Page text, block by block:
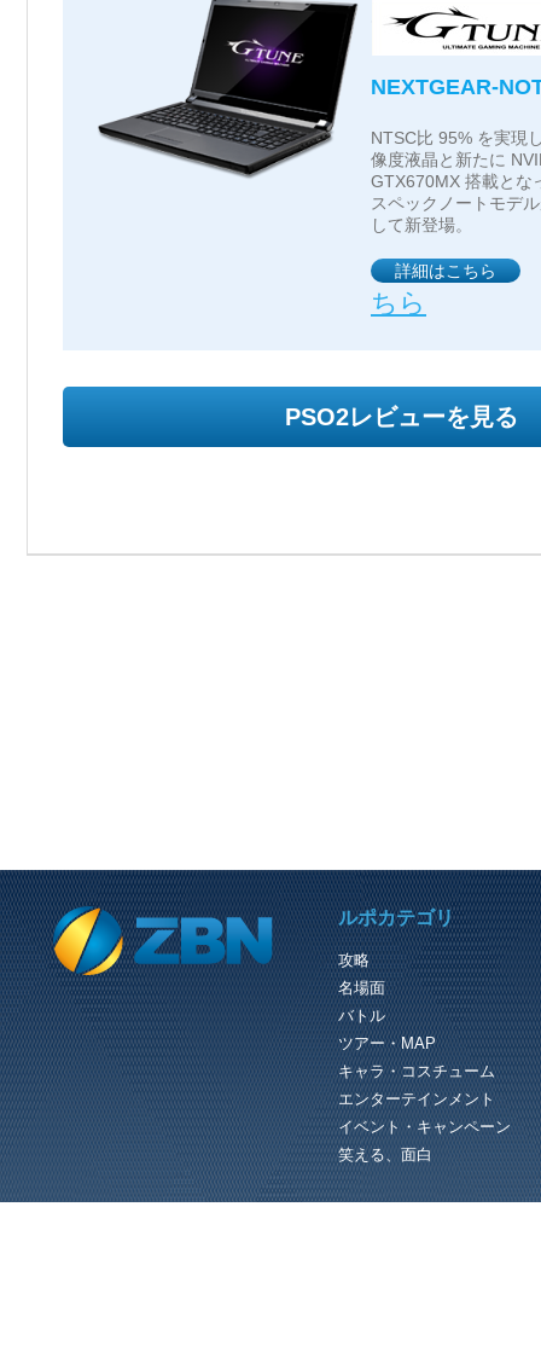
NEXTGEAR-
NTSC比 95% を実現
像度液晶と新たに
GTX670MX 搭載とな
スペックノートモデ
して新登場。
詳細はこちら
ちら
PSO2レビューを見る
PREVIOUS REVIEW
リスク大好き？ ナウラ3姉妹！
過去にも凍土とか、砂漠とかとんで
いところに出店したいわくつきのナ
3姉妹。 今回の出店先は アークスシッ
プ！ しかし、通常のアークスシ...
ルポカテゴリ
攻略
名場面
バトル
ツアー・MAP
キャラ・コスチューム
エンターテインメント
イベント・キャンペーン
笑える、面白